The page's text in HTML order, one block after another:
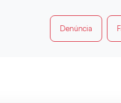
Denúncia